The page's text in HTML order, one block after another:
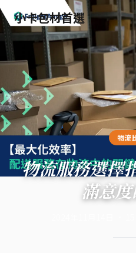
小卡包材首選
物流
物流服務選擇
滿意